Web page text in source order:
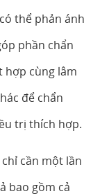
thể phản ánh
phần chẩn
hợp cùng lâm
để chẩn
trị thích hợp.
chỉ cần một lần
bao gồm cả